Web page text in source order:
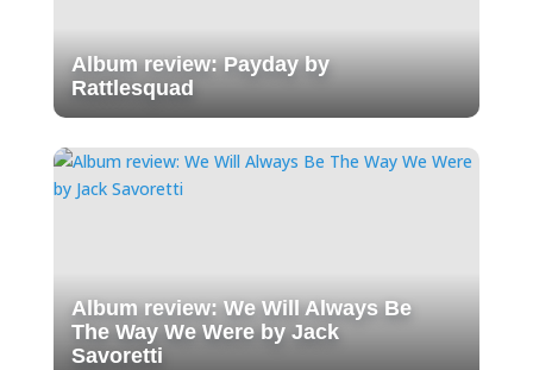
Album review: Payday by
Rattlesquad
Album review: We Will Always Be
The Way We Were by Jack
Savoretti